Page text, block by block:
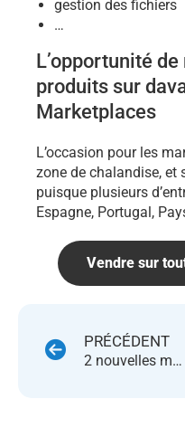
gestion des fichiers
…
L’opportunité
produits sur
Marketplaces
L’occasion pour les
zone de chalandise, et
puisque plusieurs
Espagne, Portugal,
Vendre sur
PRÉCÉDENT
2 nouvelles marketplaces : LDLC et La Poste